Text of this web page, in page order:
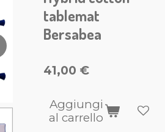
tablemat
Bersabea
41,00 €
Aggiungi
al carrello